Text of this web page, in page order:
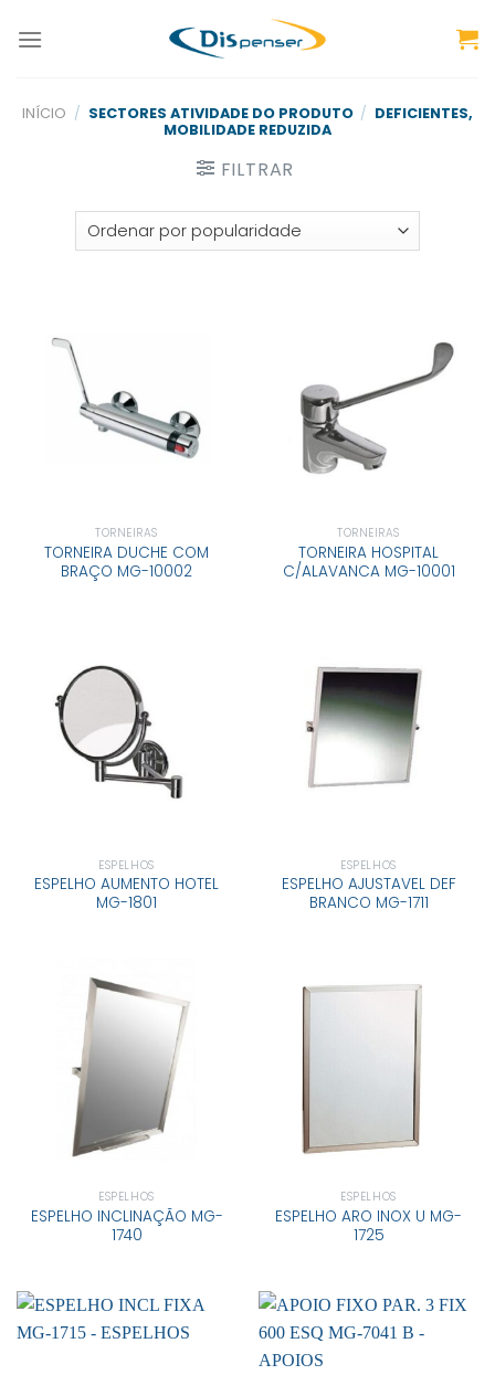
INÍCIO / SECTORES ATIVIDADE DO PRODUTO / DEFICIENTES,
MOBILIDADE REDUZIDA
FILTRAR
TORNEIRAS
TORNEIRA DUCHE COM
BRAÇO MG-10002
TORNEIRAS
TORNEIRA HOSPITAL
C/ALAVANCA MG-10001
ESPELHOS
ESPELHO AUMENTO HOTEL
MG-1801
ESPELHOS
ESPELHO AJUSTAVEL DEF
BRANCO MG-1711
ESPELHOS
ESPELHO INCLINAÇÃO MG-
1740
ESPELHOS
ESPELHO ARO INOX U MG-
1725